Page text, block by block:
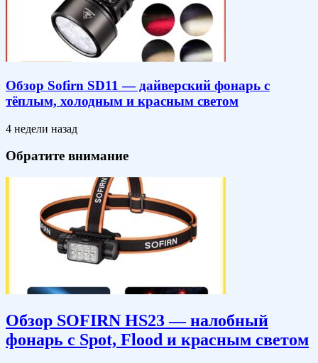
Обзор Sofirn SD11 — дайверский фонарь с
тёплым, холодным и красным светом
4 недели назад
Обратите внимание
Обзор SOFIRN HS23 — налобный
фонарь с Spot, Flood и красным светом